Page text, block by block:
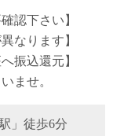
認下さい】
なります】
振込還元】
ませ。
」徒歩6分